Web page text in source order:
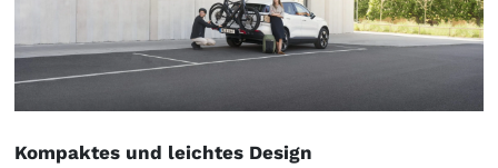
Kompaktes und leichtes Design